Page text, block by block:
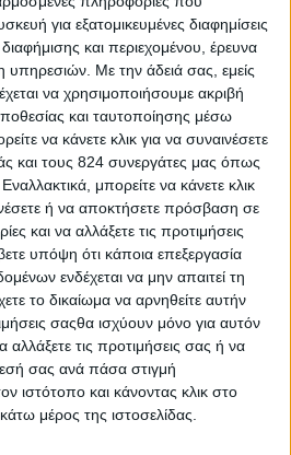
για εξατομικευμένες διαφημίσεις
και περιεχομένου, έρευνα
υπηρεσιών. Με την άδειά σας, εμείς
να χρησιμοποιήσουμε ακριβή
και ταυτοποίησης μέσω
να κάνετε κλικ για να συναινέσετε
και τους 824 συνεργάτες μας όπως
μπορείτε να κάνετε κλικ
ή να αποκτήσετε πρόσβαση σε
και να αλλάξετε τις προτιμήσεις
υπόψη ότι κάποια επεξεργασία
ενδέχεται να μην απαιτεί τη
το δικαίωμα να αρνηθείτε αυτήν
σαςθα ισχύουν μόνο για αυτόν
τις προτιμήσεις σας ή να
σας ανά πάσα στιγμή
ιστότοπο και κάνοντας κλικ στο
μέρος της ιστοσελίδας.
δημητριακάNesquik®
Crisp® ,
Nesquik Duo®
τις συνταγές τους με
ένα γευστικό και θρεπτικό
ξεκίνημα στη μέρα των
περιέχουν λιγότερο από
είναι πλούσια σε
μεβιταμίνη D. Το
D συμβάλλουν στη
των οστών των παιδιών.
ολικής αλέσεως της
την καλή διατροφή σε
παιδιών!